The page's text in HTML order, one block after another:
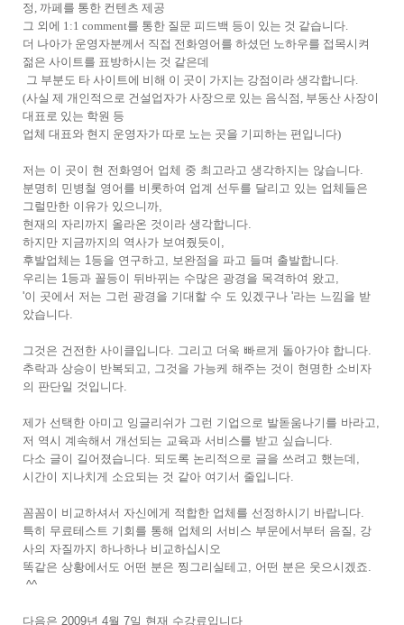
정, 까페를 통한 컨텐츠 제공
그 외에 1:1 comment를 통한 질문 피드백 등이 있는 것 같습니다.
더 나아가 운영자분께서 직접 전화영어를 하셨던 노하우를 접목시켜
젊은 사이트를 표방하시는 것 같은데
그 부분도 타 사이트에 비해 이 곳이 가지는 강점이라 생각합니다.
(사실 제 개인적으로 건설업자가 사장으로 있는 음식점, 부동산 사장이
대표로 있는 학원 등
업체 대표와 현지 운영자가 따로 노는 곳을 기피하는 편입니다)
저는 이 곳이 현 전화영어 업체 중 최고라고 생각하지는 않습니다.
분명히 민병철 영어를 비롯하여 업계 선두를 달리고 있는 업체들은
그럴만한 이유가 있으니까,
현재의 자리까지 올라온 것이라 생각합니다.
하지만 지금까지의 역사가 보여줬듯이,
후발업체는 1등을 연구하고, 보완점을 파고 들며 출발합니다.
우리는 1등과 꼴등이 뒤바뀌는 수많은 광경을 목격하여 왔고,
'이 곳에서 저는 그런 광경을 기대할 수 도 있겠구나 '라는 느낌을 받
았습니다.
그것은 건전한 사이클입니다. 그리고 더욱 빠르게 돌아가야 합니다.
추락과 상승이 반복되고, 그것을 가능케 해주는 것이 현명한 소비자
의 판단일 것입니다.
제가 선택한 아미고 잉글리쉬가 그런 기업으로 발돋움나기를 바라고,
저 역시 계속해서 개선되는 교육과 서비스를 받고 싶습니다.
다소 글이 길어졌습니다. 되도록 논리적으로 글을 쓰려고 했는데,
시간이 지나치게 소요되는 것 같아 여기서 줄입니다.
꼼꼼이 비교하셔서 자신에게 적합한 업체를 선정하시기 바랍니다.
특히 무료테스트 기회를 통해 업체의 서비스 부문에서부터 음질, 강
사의 자질까지 하나하나 비교하십시오
똑같은 상황에서도 어떤 분은 찡그리실테고, 어떤 분은 웃으시겠죠.
^^
다음은 2009년 4월 7일 현재 수강료입니다